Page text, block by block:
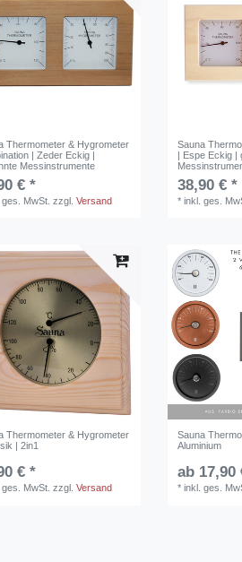
Thermometer & Hygrometer
| Zeder Eckig |
Messinstrumente
€ *
MwSt. zzgl.Versand
Sauna
| Espe Eckig |
38,90 € *
*inkl. ges.
Thermometer & Hygrometer
| 2in1
€ *
ges. MwSt. zzgl.Versand
Sauna
Aluminium
ab 17,90
*inkl. ges.